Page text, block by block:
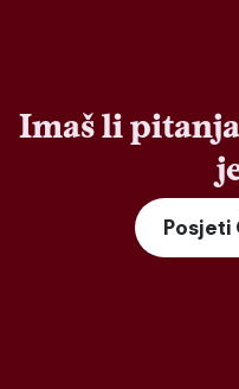
Imaš li
Posjeti